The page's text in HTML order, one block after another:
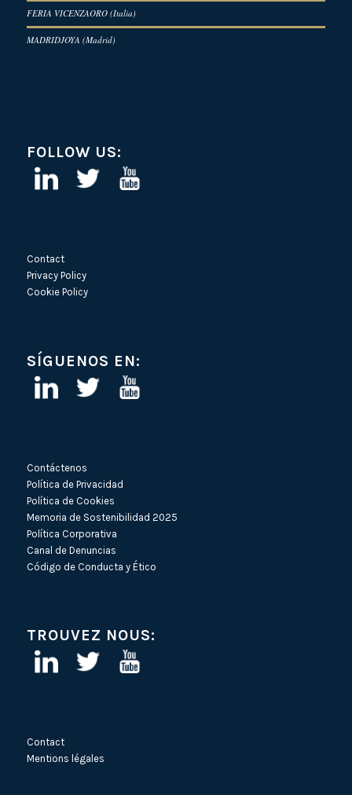
FERIA VICENZAORO (Italia)
MADRIDJOYA (Madrid)
FOLLOW US:
Contact
Privacy Policy
Cookie Policy
SÍGUENOS EN:
Contáctenos
Política de Privacidad
Política de Cookies
Memoria de Sostenibilidad 2025
Política Corporativa
Canal de Denuncias
Código de Conducta y Ético
TROUVEZ NOUS:
Contact
Mentions légales